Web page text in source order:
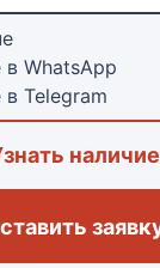
WhatsApp
Telegram
наличие